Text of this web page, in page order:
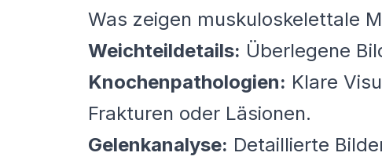
Was zeigen muskuloskelettale
Weichteildetails: Überlegene
Knochenpathologien: Klare
Frakturen oder Läsionen.
Gelenkanalyse: Detaillierte